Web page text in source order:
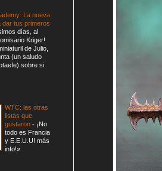
La nueva
dar tus primeros
días, al
Kriger!
de Julio,
(un saludo
sobre si
WTC: las otras
listas que
gustaron - ¡No
todo es Francia
y E.E.U.U! más
info!»